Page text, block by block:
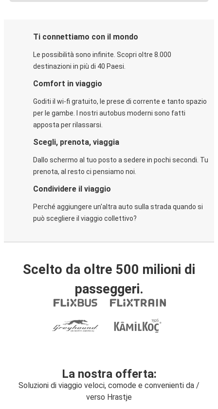
Ti connettiamo con il mondo
Le possibilità sono infinite. Scopri oltre 8.000
destinazioni in più di 40 Paesi.
Comfort in viaggio
Goditi il wi-fi gratuito, le prese di corrente e tanto spazio
per le gambe. I nostri autobus moderni sono fatti
apposta per rilassarsi.
Scegli, prenota, viaggia
Dallo schermo al tuo posto a sedere in pochi secondi. Tu
prenota, al resto ci pensiamo noi.
Condividere il viaggio
Perché aggiungere un'altra auto sulla strada quando si
può scegliere il viaggio collettivo?
Scelto da oltre 500 milioni di
passeggeri.
La nostra offerta:
Soluzioni di viaggio veloci, comode e convenienti da /
verso Hrastje